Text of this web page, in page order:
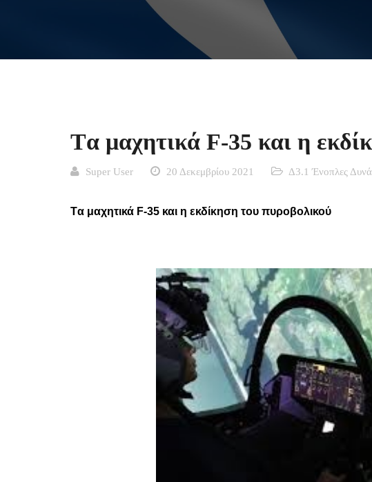
Tα μαχητικά F-35 και η
Super User 20 Δεκεμβρίου 2021 Δ3.1 Ένοπλες
Tα μαχητικά F-35 και η εκδίκηση του πυροβολικού